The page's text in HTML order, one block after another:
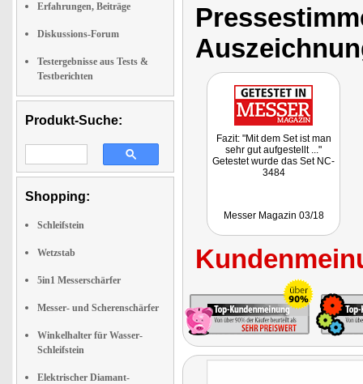
Erfahrungen, Beiträge
Diskussions-Forum
Testergebnisse aus Tests &
Testberichten
Produkt-Suche:
Shopping:
Schleifstein
Wetzstab
5in1 Messerschärfer
Messer- und Scherenschärfer
Winkelhalter für Wasser-
Schleifstein
Elektrischer Diamant-
Fazit: "Mit dem Set ist man
sehr gut aufgestellt ..."
Getestet wurde das Set NC-
3484
Messer Magazin 03/18